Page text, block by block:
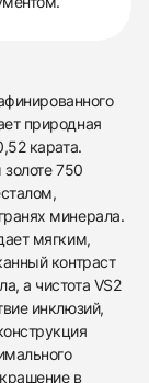
природная
карата.
750
минерала.
мягким,
контраст
а чистота VS2
инклюзий,
в